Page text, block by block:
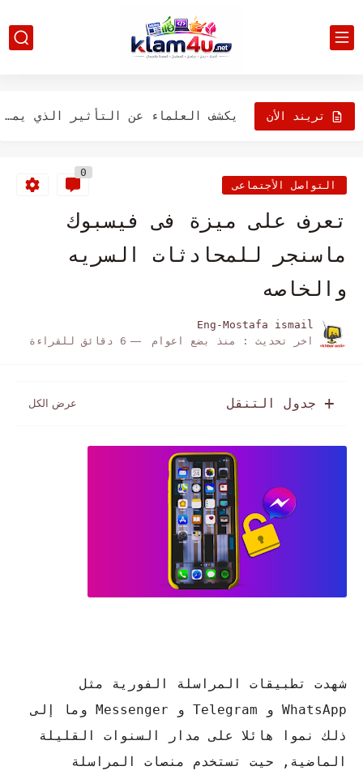
تريند الأن
هؤلاء هم الأصدقاء الذين يجب أن يكون لديكم، وفقاً لجامعة...
يكشف العلماء عن التأثير الذي يمكن أن يعاني منه الأطفال...
التواصل الأجتماعى
0
تعرف على ميزة فى فيسبوك
ماسنجر للمحادثات السريه
والخاصه
Eng-Mostafa ismail
اخر تحديث :
منذ بضع اعوام 6 دقائق للقراءة
جدول التنقل
شهدت تطبيقات المراسلة الفورية مثل
WhatsApp و Telegram و Messenger وما إلى
ذلك نموا هائلا على مدار السنوات القليلة
الماضية, حيت تستخدم منصات المراسلة